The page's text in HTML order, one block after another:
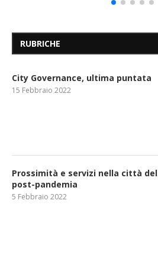
RUBRICHE
City Governance, ultima puntata
15 Febbraio 2022
Prossimità e servizi nella città del
post-pandemia
5 Febbraio 2022